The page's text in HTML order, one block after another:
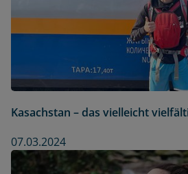
Kasachstan – das vielleicht
07.03.2024